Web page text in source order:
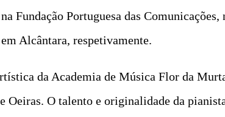
Fundação Portuguesa das
Alcântara, respetivamente.
da Academia de Música Flor da
Oeiras. O talento e originalidade da